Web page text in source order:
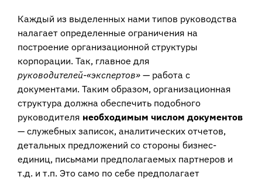
Каждый из выделенных нами типов руководства
налагает определенные ограничения на
построение организационной структуры
корпорации. Так, главное для
руководителей-«экспертов» — работа с
документами. Таким образом, организационная
структура должна обеспечить подобного
руководителя необходимым числом документов
— служебных записок, аналитических отчетов,
детальных предложений со стороны бизнес-
единиц, письмами предполагаемых партнеров и
т.д. и т.п. Это само по себе предполагает